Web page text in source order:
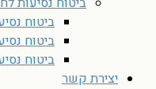
ביטוח
ביטוח
ביטוח
יצירת קשר